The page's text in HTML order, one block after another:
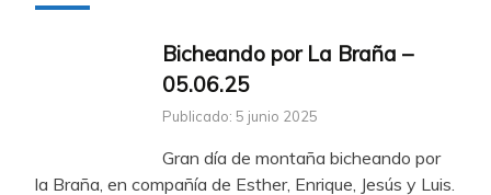
Bicheando por La Braña –
05.06.25
Publicado: 5 junio 2025
Gran día de montaña bicheando por
la Braña, en compañía de Esther, Enrique, Jesús y Luis.